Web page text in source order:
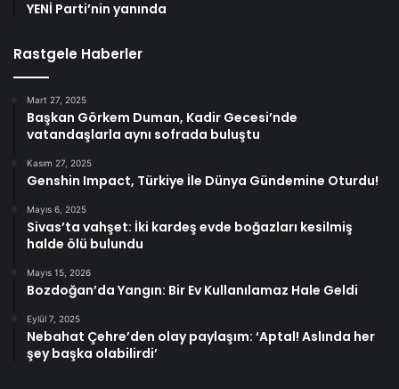
YENİ Parti’nin yanında
Rastgele Haberler
Mart 27, 2025
Başkan Görkem Duman, Kadir Gecesi’nde
vatandaşlarla aynı sofrada buluştu
Kasım 27, 2025
Genshin Impact, Türkiye İle Dünya Gündemine Oturdu!
Mayıs 6, 2025
Sivas’ta vahşet: İki kardeş evde boğazları kesilmiş
halde ölü bulundu
Mayıs 15, 2026
Bozdoğan’da Yangın: Bir Ev Kullanılamaz Hale Geldi
Eylül 7, 2025
Nebahat Çehre’den olay paylaşım: ‘Aptal! Aslında her
şey başka olabilirdi’